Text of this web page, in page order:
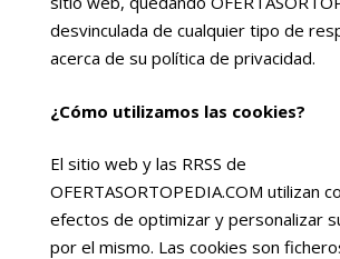
desvinculada de cualquier tipo de
acerca de su política de privacidad.
¿Cómo utilizamos las cookies?
El sitio web y las RRSS de
OFERTASORTOPEDIA.COM utilizan
efectos de optimizar y personalizar
por el mismo. Las cookies son